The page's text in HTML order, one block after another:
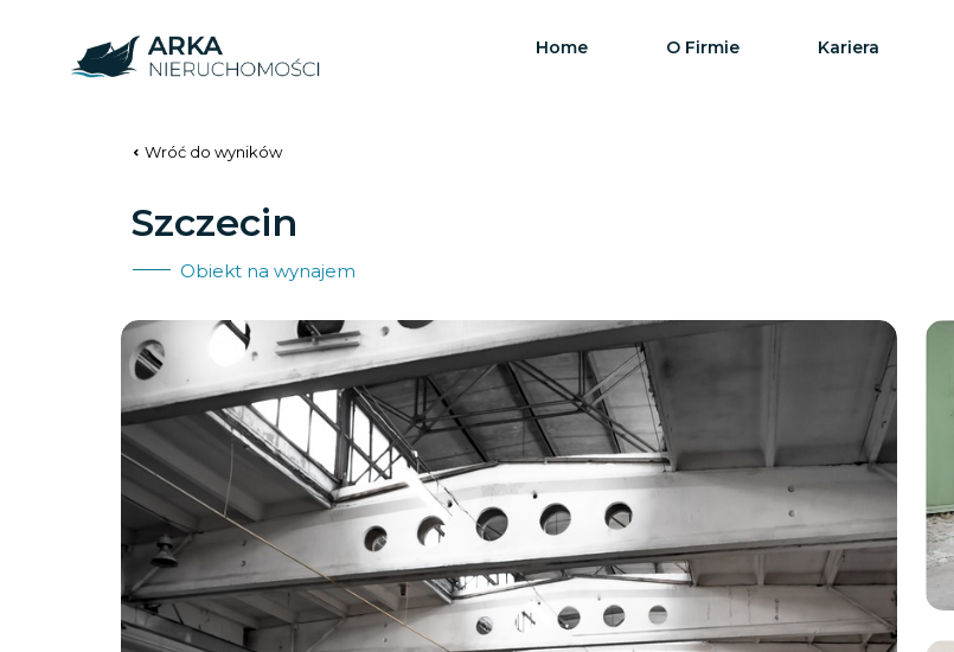
Home O Firmie Kariera
Wróć do wyników
Szczecin
Obiekt na wynajem